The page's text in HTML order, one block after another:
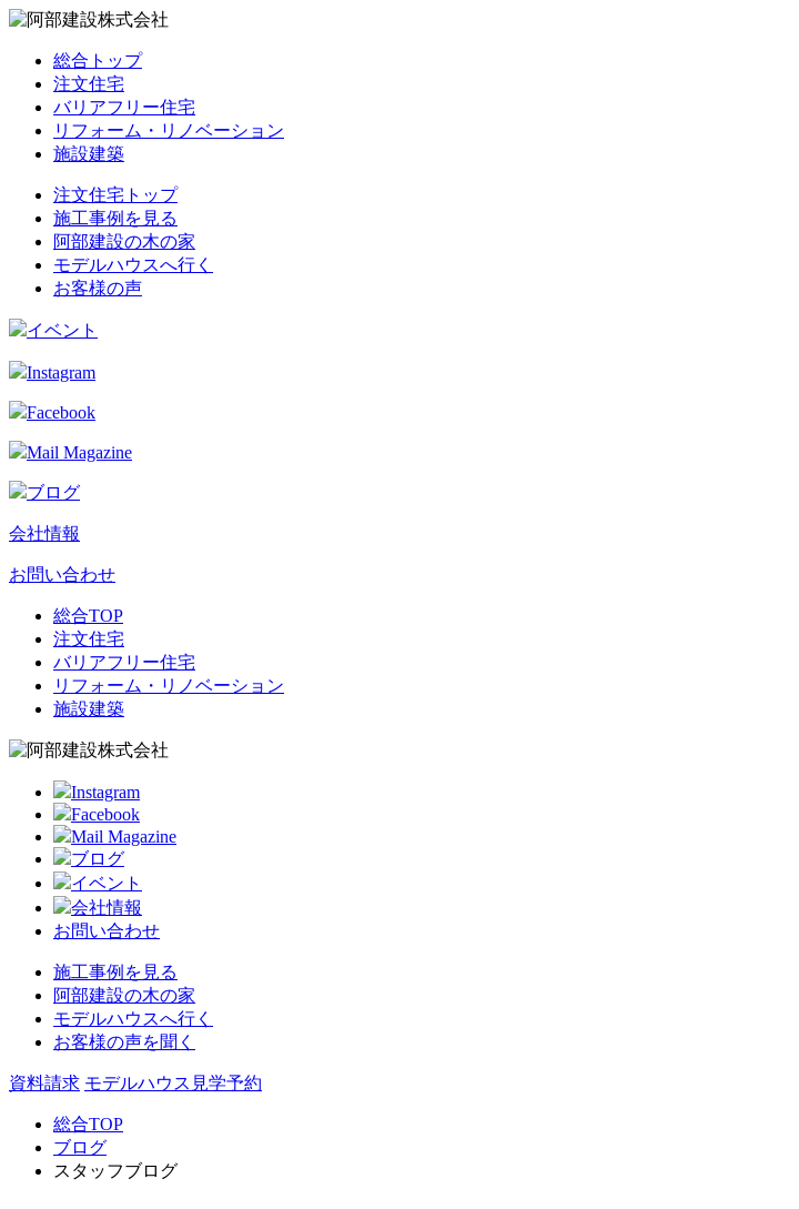
総合トップ
注文住宅
バリアフリー住宅
リフォーム・リノベーション
施設建築
注文住宅トップ
施工事例を見る
阿部建設の木の家
モデルハウスへ行く
お客様の声
イベント
Instagram
Facebook
Mail Magazine
ブログ
会社情報
お問い合わせ
総合TOP
注文住宅
バリアフリー住宅
リフォーム・リノベーション
施設建築
Instagram
Facebook
Mail Magazine
ブログ
イベント
会社情報
お問い合わせ
施工事例を見る
阿部建設の木の家
モデルハウスへ行く
お客様の声を聞く
資料請求 モデルハウス見学予約
総合TOP
ブログ
スタッフブログ